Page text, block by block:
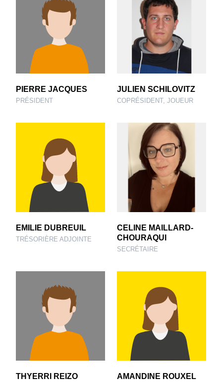
PIERRE JACQUES
PRÉSIDENT
JULIEN SCHILOVITZ
COPRÉSIDENT, JOUEUR
EMILIE DUBREUIL
TRÉSORIÈRE ADJOINTE
CELINE MAILLARD-
CHOURAQUI
SECRÉTAIRE
THYERRI REIZO AMANDINE ROUXEL